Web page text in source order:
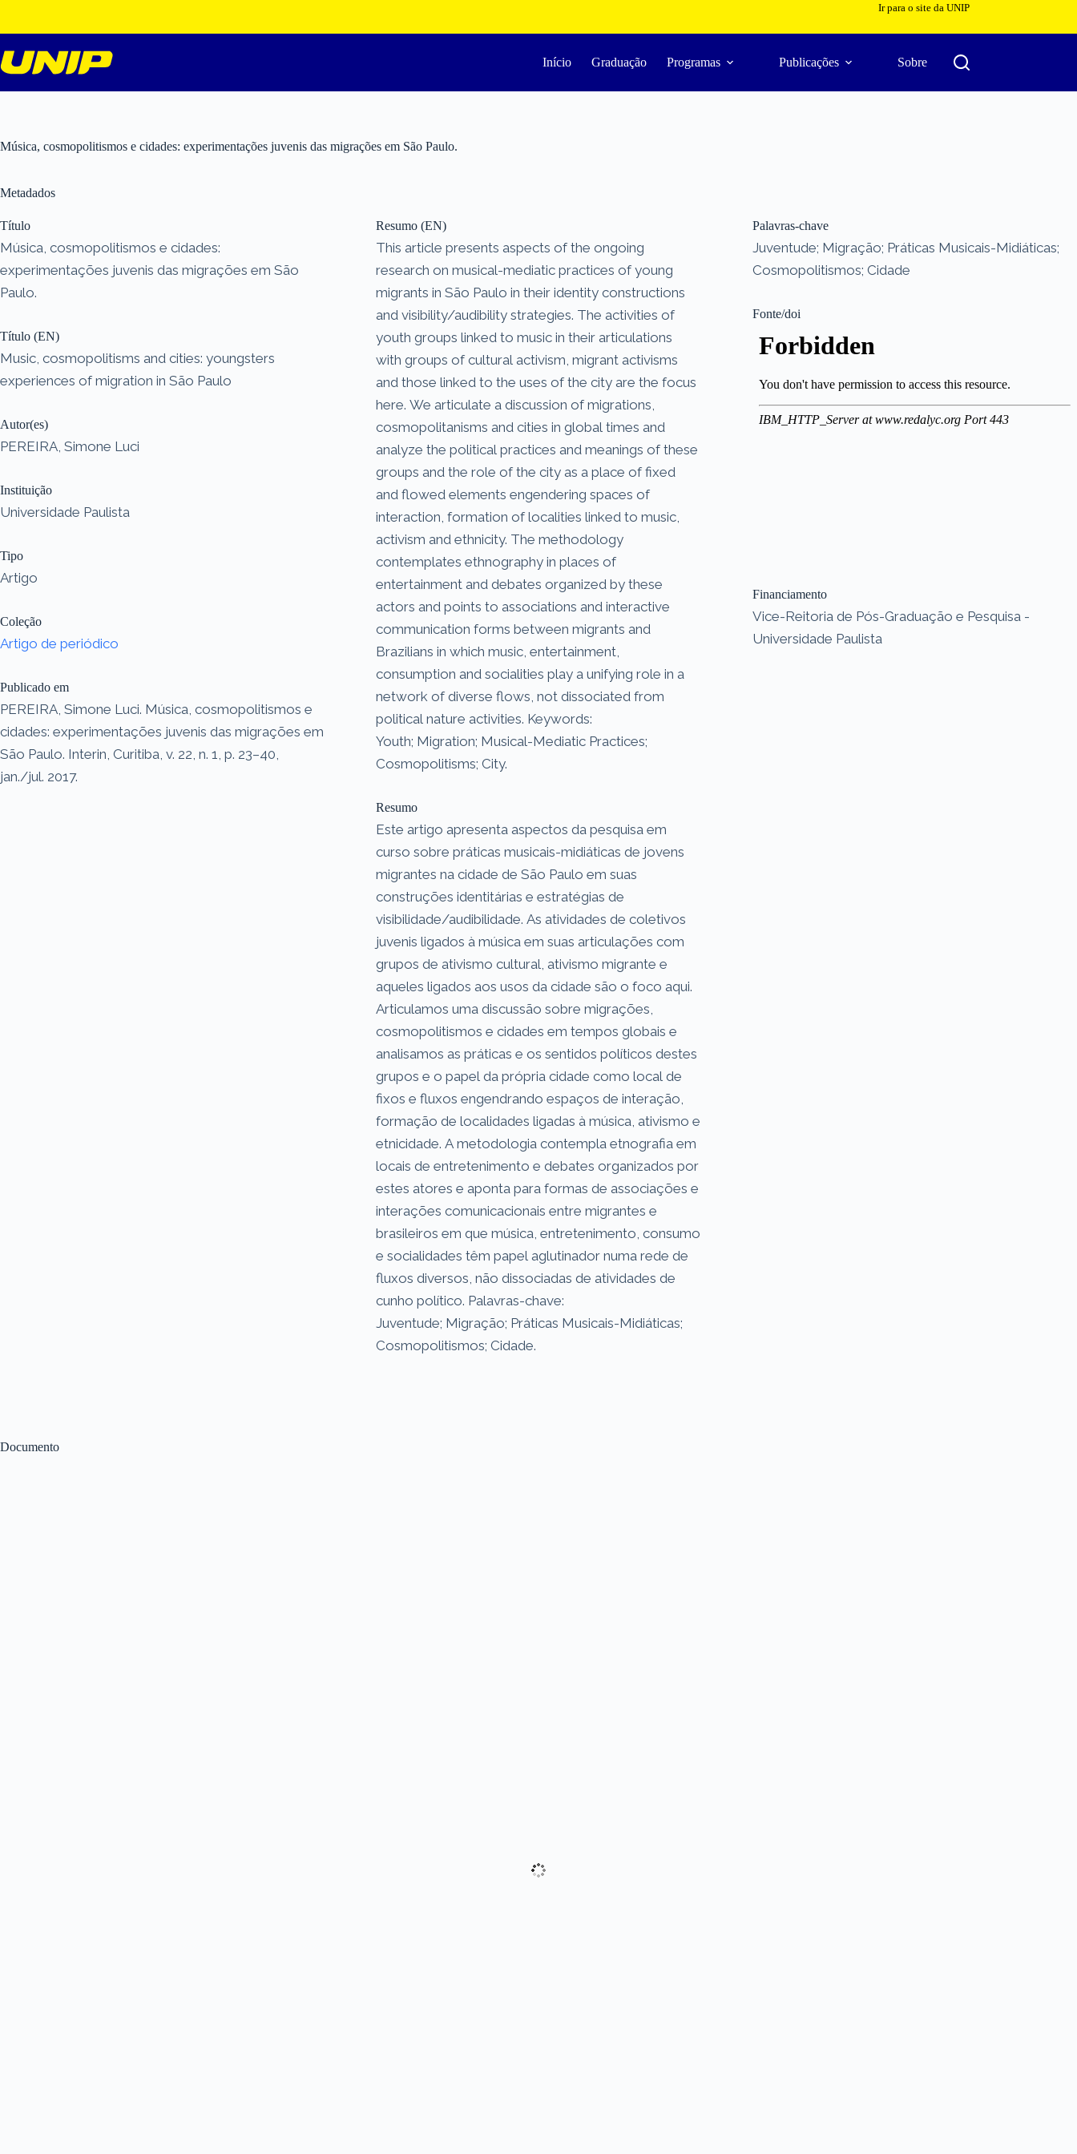
o
conteúdo
Ir para o site da UNIP
Início Graduação Programas Publicações Sobre
Música, cosmopolitismos e cidades: experimentações juvenis das migrações em São Paulo.
Documento
Metadados
Título
Música, cosmopolitismos e cidades:
experimentações juvenis das migrações em São
Paulo.
Título (EN)
Music, cosmopolitisms and cities: youngsters
experiences of migration in São Paulo
Autor(es)
PEREIRA, Simone Luci
Instituição
Universidade Paulista
Tipo
Artigo
Coleção
Artigo de periódico
Publicado em
PEREIRA, Simone Luci. Música, cosmopolitismos e
cidades: experimentações juvenis das migrações em
São Paulo. Interin, Curitiba, v. 22, n. 1, p. 23–40,
jan./jul. 2017.
Resumo (EN)
This article presents aspects of the ongoing
research on musical-mediatic practices of young
migrants in São Paulo in their identity constructions
and visibility/audibility strategies. The activities of
youth groups linked to music in their articulations
with groups of cultural activism, migrant activisms
and those linked to the uses of the city are the focus
here. We articulate a discussion of migrations,
cosmopolitanisms and cities in global times and
analyze the political practices and meanings of these
groups and the role of the city as a place of fixed
and flowed elements engendering spaces of
interaction, formation of localities linked to music,
activism and ethnicity. The methodology
contemplates ethnography in places of
entertainment and debates organized by these
actors and points to associations and interactive
communication forms between migrants and
Brazilians in which music, entertainment,
consumption and socialities play a unifying role in a
network of diverse flows, not dissociated from
political nature activities. Keywords:
Youth; Migration; Musical-Mediatic Practices;
Cosmopolitisms; City.
Resumo
Este artigo apresenta aspectos da pesquisa em
curso sobre práticas musicais-midiáticas de jovens
migrantes na cidade de São Paulo em suas
construções identitárias e estratégias de
visibilidade/audibilidade. As atividades de coletivos
juvenis ligados à música em suas articulações com
grupos de ativismo cultural, ativismo migrante e
aqueles ligados aos usos da cidade são o foco aqui.
Articulamos uma discussão sobre migrações,
cosmopolitismos e cidades em tempos globais e
analisamos as práticas e os sentidos políticos destes
grupos e o papel da própria cidade como local de
fixos e fluxos engendrando espaços de interação,
formação de localidades ligadas à música, ativismo e
etnicidade. A metodologia contempla etnografia em
locais de entretenimento e debates organizados por
estes atores e aponta para formas de associações e
interações comunicacionais entre migrantes e
brasileiros em que música, entretenimento, consumo
e socialidades têm papel aglutinador numa rede de
fluxos diversos, não dissociadas de atividades de
cunho político. Palavras-chave:
Juventude; Migração; Práticas Musicais-Midiáticas;
Cosmopolitismos; Cidade.
Palavras-chave
Juventude; Migração; Práticas Musicais-Midiáticas;
Cosmopolitismos; Cidade
Fonte/doi
Financiamento
Vice-Reitoria de Pós-Graduação e Pesquisa -
Universidade Paulista